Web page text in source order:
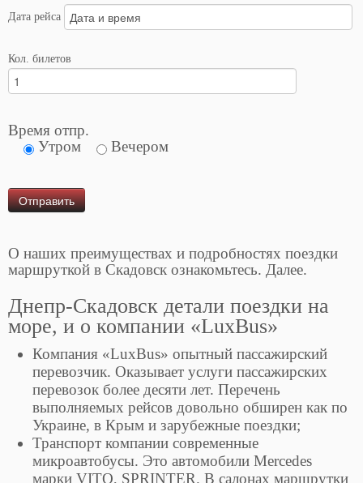
Дата рейса
Кол. билетов
Время отпр.
Утром
Вечером
О наших преимуществах и подробностях поездки
маршруткой в Скадовск ознакомьтесь. Далее.
Днепр-Скадовск детали поездки на
море, и о компании «LuxBus»
Компания «LuxBus» опытный пассажирский
перевозчик. Оказывает услуги пассажирских
перевозок более десяти лет. Перечень
выполняемых рейсов довольно обширен как по
Украине, в Крым и зарубежные поездки;
Транспорт компании современные
микроавтобусы. Это автомобили Mercedes
марки VITO, SPRINTER. В салонах маршрутки